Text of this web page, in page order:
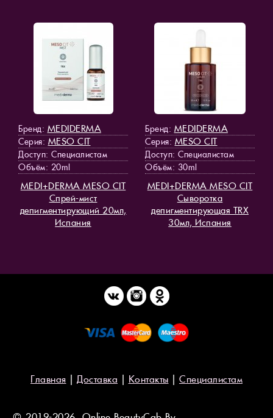
Бренд: MEDIDERMA
Серия: MESO СIT
Доступ: Специалистам
Объём: 20ml
MEDI+DERMA MESO СIT
Спрей-мист
депигментирующий 20мл,
Испания
Бренд: MEDIDERMA
Серия: MESO СIT
Доступ: Специалистам
Объём: 30ml
MEDI+DERMA MESO СIT
Сыворотка
депигментирующая TRX
30мл, Испания
Главная | Доставка | Контакты | Специалистам